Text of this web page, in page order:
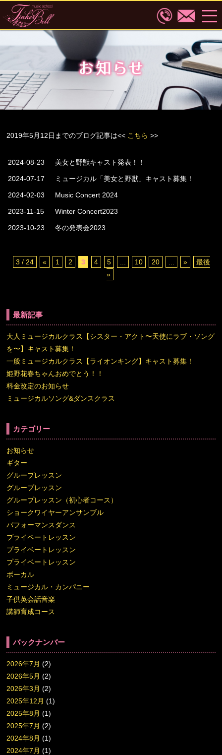
2019年5月12日までのブログ記事は<< こちら >>
2024-08-23
美女と野獣キャスト発表！！
2024-07-17 ミュージカル「美女と野獣」キャスト募集！
2024-02-03 Music Concert 2024
2023-11-15 Winter Concert2023
2023-10-23 冬の発表会2023
3 / 24 « 1 2 3 4 5 10 20 »
最後
»
最新記事
大人ミュージカルクラス【シスター・アクト〜天使にラブ・ソング
を〜】キャスト募集！
一般ミュージカルクラス【ライオンキング】キャスト募集！
姫野花春ちゃんおめでとう！！
料金改定のお知らせ
ミュージカルソング&ダンスクラス
カテゴリー
お知らせ
ギター
グループレッスン
グループレッスン
グループレッスン（初心者コース）
ショークワイヤーアンサンブル
パフォーマンスダンス
プライベートレッスン
プライベートレッスン
プライベートレッスン
ボーカル
ミュージカル・カンパニー
子供英会話音楽
講師育成コース
バックナンバー
2026年7月 (2)
2026年5月 (2)
2026年3月 (2)
2025年12月 (1)
2025年8月 (1)
2025年7月 (2)
2024年8月 (1)
2024年7月 (1)